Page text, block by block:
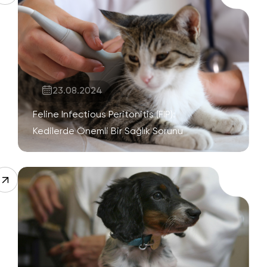
23.08.2024
Feline Infectious Peritonitis (FIP):
Kedilerde Önemli Bir Sağlık Sorunu